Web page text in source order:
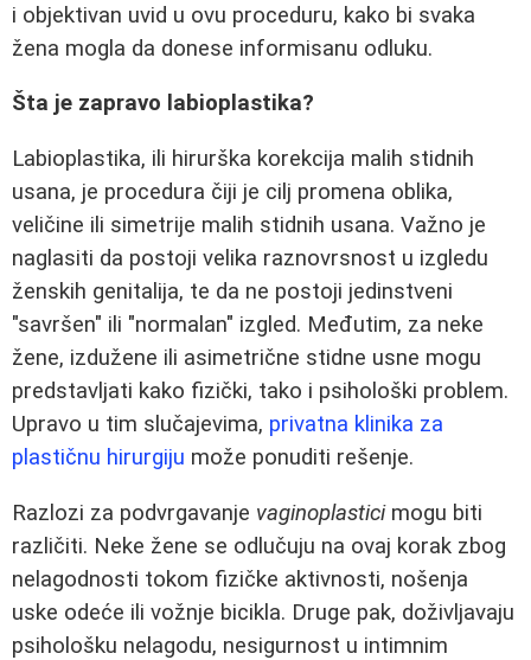
i objektivan uvid u ovu proceduru, kako bi svaka
žena mogla da donese informisanu odluku.
Šta je zapravo labioplastika?
Labioplastika, ili hirurška korekcija malih stidnih
usana, je procedura čiji je cilj promena oblika,
veličine ili simetrije malih stidnih usana. Važno je
naglasiti da postoji velika raznovrsnost u izgledu
ženskih genitalija, te da ne postoji jedinstveni
"savršen" ili "normalan" izgled. Međutim, za neke
žene, izdužene ili asimetrične stidne usne mogu
predstavljati kako fizički, tako i psihološki problem.
Upravo u tim slučajevima, privatna klinika za
plastičnu hirurgiju može ponuditi rešenje.
Razlozi za podvrgavanje vaginoplasticimogu biti
različiti. Neke žene se odlučuju na ovaj korak zbog
nelagodnosti tokom fizičke aktivnosti, nošenja
uske odeće ili vožnje bicikla. Druge pak, doživljavaju
psihološku nelagodu, nesigurnost u intimnim